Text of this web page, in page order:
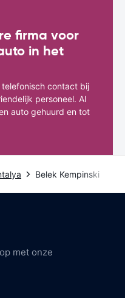
firma voor
in het
contact bij
personeel. Al
auto gehuurd en tot
Belek Kempinski
met onze